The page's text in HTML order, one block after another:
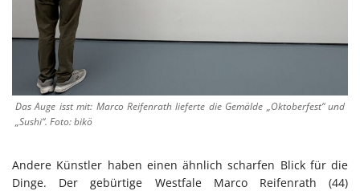
Das Auge isst mit: Marco Reifenrath lieferte die Gemälde „Oktoberfest“ und
„Sushi“. Foto: bikö
Andere Künstler haben einen ähnlich scharfen Blick für die
Dinge. Der gebürtige Westfale Marco Reifenrath (44)